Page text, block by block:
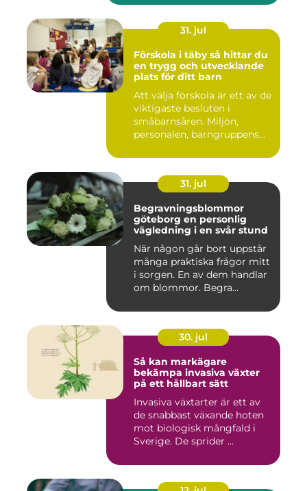
31. jul
Förskola i täby så hittar du
en trygg och utvecklande
plats för ditt barn
Att välja förskola är ett av de
viktigaste besluten i
småbarnsåren. Miljön,
personalen, barngruppens...
31. jul
Begravningsblommor
göteborg en personlig
vägledning i en svår stund
När någon går bort uppstår
många praktiska frågor mitt
i sorgen. En av dem handlar
om blommor. Begra...
30. jul
Så kan markägare
bekämpa invasiva växter
på ett hållbart sätt
Invasiva växtarter är ett av
de snabbast växande hoten
mot biologisk mångfald i
Sverige. De sprider ...